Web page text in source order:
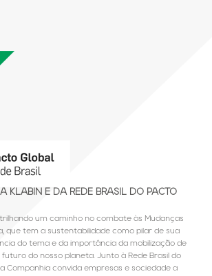
KLABIN E DA REDE BRASIL DO PACTO
trilhando um caminho no combate às Mudanças
que tem a sustentabilidade como pilar de sua
do tema e da importância da mobilização de
do nosso planeta. Junto à Rede Brasil do
a Companhia convida empresas e sociedade a